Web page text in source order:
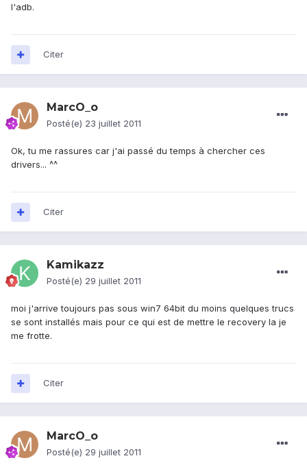
l'adb.
Citer
MarcO_o
Posté(e) 23 juillet 2011
Ok, tu me rassures car j'ai passé du temps à chercher ces
drivers... ^^
Citer
Kamikazz
Posté(e) 29 juillet 2011
moi j'arrive toujours pas sous win7 64bit du moins quelques trucs
se sont installés mais pour ce qui est de mettre le recovery la je
me frotte.
Citer
MarcO_o
Posté(e) 29 juillet 2011